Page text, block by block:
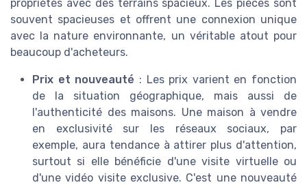
propriétés avec des terrains spacieux. Les pièces sont
souvent spacieuses et offrent une connexion unique
avec la nature environnante, un véritable atout pour
beaucoup d'acheteurs.
Prix et nouveauté : Les prix varient en fonction
de la situation géographique, mais aussi de
l'authenticité des maisons. Une maison à vendre
en exclusivité sur les réseaux sociaux, par
exemple, aura tendance à attirer plus d'attention,
surtout si elle bénéficie d'une visite virtuelle ou
d'une vidéo visite exclusive. C'est une nouveauté